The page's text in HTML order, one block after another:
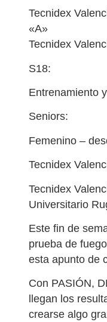
Tecnidex
«A»
Tecnidex
S18:
Entrenamiento
Seniors:
Femenino –
Tecnidex
Tecnidex
Universitario
Este fin de
prueba de
esta apunto de
Con PASIÓN,
llegan los
crearse algo